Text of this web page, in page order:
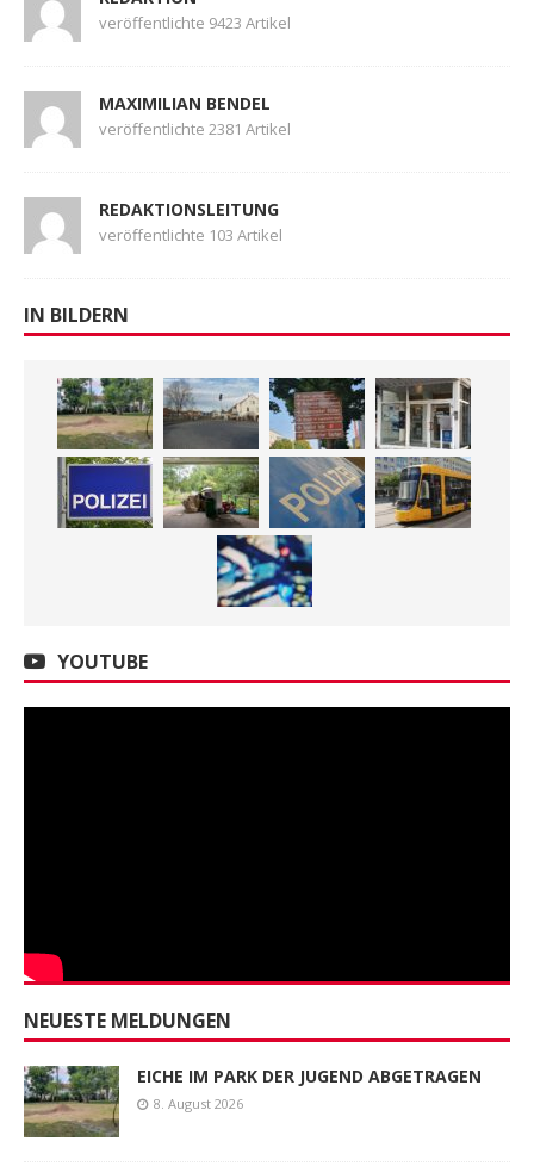
veröffentlichte 9423 Artikel
MAXIMILIAN BENDEL
veröffentlichte 2381 Artikel
REDAKTIONSLEITUNG
veröffentlichte 103 Artikel
IN BILDERN
YOUTUBE
NEUESTE MELDUNGEN
EICHE IM PARK DER JUGEND ABGETRAGEN
8. August 2026